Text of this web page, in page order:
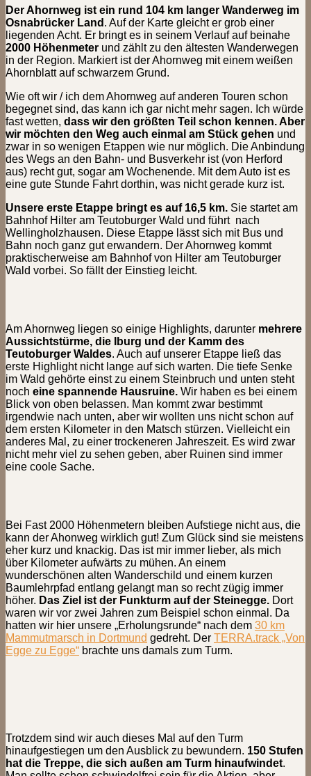
Der Ahornweg ist ein rund 104 km langer Wanderweg im
Osnabrücker Land . Auf der Karte gleicht er grob einer
liegenden Acht. Er bringt es in seinem Verlauf auf beinahe
2000 Höhenmeter und zählt zu den ältesten Wanderwegen
in der Region. Markiert ist der Ahornweg mit einem weißen
Ahornblatt auf schwarzem Grund.
Wie oft wir / ich dem Ahornweg auf anderen Touren schon
begegnet sind, das kann ich gar nicht mehr sagen. Ich würde
fast wetten, dass wir den größten Teil schon kennen. Aber
wir möchten den Weg auch einmal am Stück gehen und
zwar in so wenigen Etappen wie nur möglich. Die Anbindung
des Wegs an den Bahn- und Busverkehr ist (von Herford
aus) recht gut, sogar am Wochenende. Mit dem Auto ist es
eine gute Stunde Fahrt dorthin, was nicht gerade kurz ist.
Unsere erste Etappe bringt es auf 16,5 km. Sie startet am
Bahnhof Hilter am Teutoburger Wald und führt nach
Wellingholzhausen. Diese Etappe lässt sich mit Bus und
Bahn noch ganz gut erwandern. Der Ahornweg kommt
praktischerweise am Bahnhof von Hilter am Teutoburger
Wald vorbei. So fällt der Einstieg leicht.
Am Ahornweg liegen so einige Highlights, darunter mehrere
Aussichtstürme, die Iburg und der Kamm des
Teutoburger Waldes. Auch auf unserer Etappe ließ das
erste Highlight nicht lange auf sich warten. Die tiefe Senke
im Wald gehörte einst zu einem Steinbruch und unten steht
noch eine spannende Hausruine. Wir haben es bei einem
Blick von oben belassen. Man kommt zwar bestimmt
irgendwie nach unten, aber wir wollten uns nicht schon auf
dem ersten Kilometer in den Matsch stürzen. Vielleicht ein
anderes Mal, zu einer trockeneren Jahreszeit. Es wird zwar
nicht mehr viel zu sehen geben, aber Ruinen sind immer
eine coole Sache.
Bei Fast 2000 Höhenmetern bleiben Aufstiege nicht aus, die
kann der Ahonweg wirklich gut! Zum Glück sind sie meistens
eher kurz und knackig. Das ist mir immer lieber, als mich
über Kilometer aufwärts zu mühen. An einem
wunderschönen alten Wanderschild und einem kurzen
Baumlehrpfad entlang gelangt man so recht zügig immer
höher. Das Ziel ist der Funkturm auf der Steinegge. Dort
waren wir vor zwei Jahren zum Beispiel schon einmal. Da
hatten wir hier unsere „Erholungsrunde“ nach dem 30 km
Mammutmarsch in Dortmund gedreht. Der TERRA.track „Von
Egge zu Egge“ brachte uns damals zum Turm.
Trotzdem sind wir auch dieses Mal auf den Turm
hinaufgestiegen um den Ausblick zu bewundern. 150 Stufen
hat die Treppe, die sich außen am Turm hinaufwindet.